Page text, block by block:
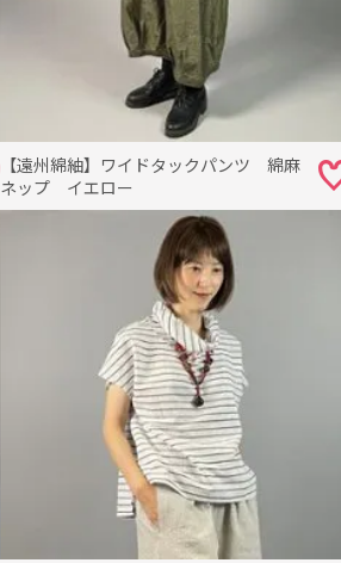
【遠州綿紬】ワイドタックパンツ 綿麻
ネップ イエロー